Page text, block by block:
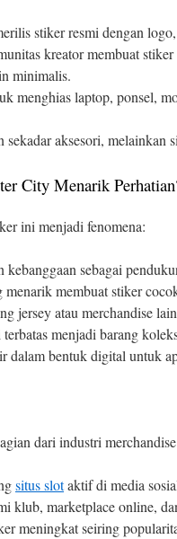
stiker resmi dengan
kreator membuat
minimalis.
menghias laptop, ponsel,
aksesori, melainkan
City Menarik
ini menjadi fenomena:
kebanggaan sebagai
membuat stiker
jersey atau merchandise
terbatas menjadi barang
dalam bentuk digital untuk
dari industri
situs slotaktif di media
klub, marketplace online,
meningkat seiring